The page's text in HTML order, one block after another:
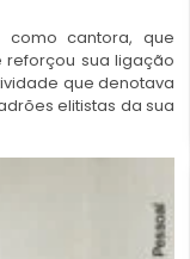
como cantora, que
sua ligação
que denotava
elitistas da sua